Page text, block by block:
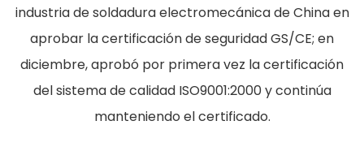
industria de soldadura electromecánica de China en
aprobar la certificación de seguridad GS/CE; en
diciembre, aprobó por primera vez la certificación
del sistema de calidad ISO9001:2000 y continúa
manteniendo el certificado.